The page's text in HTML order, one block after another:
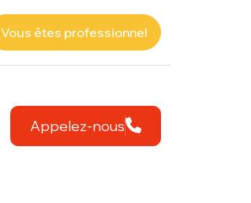
Vous êtes professionnel
Appelez-nous